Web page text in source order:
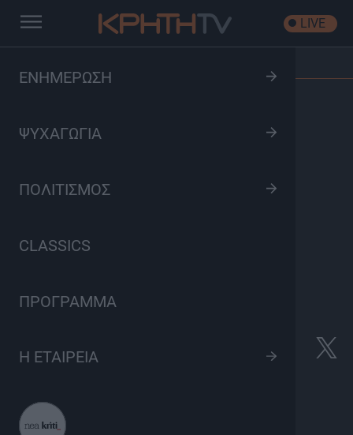
ΕΝΗΜΕΡΩΣΗ
ΨΥΧΑΓΩΓΙΑ
ΠΟΛΙΤΙΣΜΟΣ
CLASSICS
ΠΡΟΓΡΑΜΜΑ
Η ΕΤΑΙΡΕΙΑ
LIVE
8 Ενημέρωση, Ψυχαγωγία